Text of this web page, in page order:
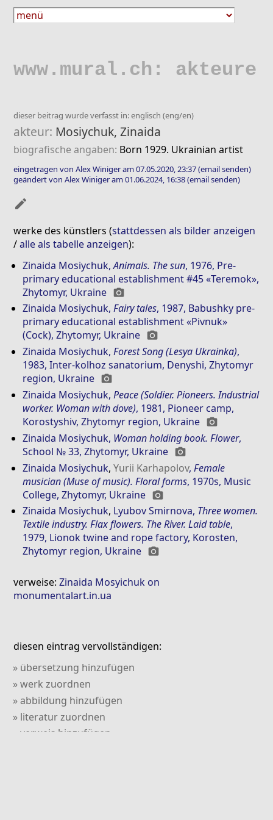
www.mural.ch: akteure
dieser beitrag wurde verfasst in: englisch (eng/en)
akteur: Mosiychuk, Zinaida
biografische angaben: Born 1929. Ukrainian artist
eingetragen von Alex Winiger am 07.05.2020, 23:37(email senden)
geändert von Alex Winiger am 01.06.2024, 16:38(email senden)
mode_edit
werke des künstlers (stattdessen als bilder anzeigen
/alle als tabelle anzeigen):
Zinaida Mosiychuk,Animals. The sun, 1976, Pre-
primary educational establishment #45 «Teremok»,
Zhytomyr, Ukraine photo_camera
Zinaida Mosiychuk,Fairy tales, 1987, Babushky pre-
primary educational establishment «Pivnuk»
(Cock), Zhytomyr, Ukraine photo_camera
Zinaida Mosiychuk,Forest Song (Lesya Ukrainka),
1983, Inter-kolhoz sanatorium, Denyshі, Zhytomyr
region, Ukraine photo_camera
Zinaida Mosiychuk,Peace (Soldier. Pioneers. Industrial
worker. Woman with dove), 1981, Pioneer camp,
Korostyshiv, Zhytomyr region, Ukraine photo_camera
Zinaida Mosiychuk, Woman holding book. Flower,
School № 33, Zhytomyr, Ukraine photo_camera
Zinaida Mosiychuk,Yurіi Karhapolov,Female
musician (Muse of music). Floral forms, 1970s, Music
College, Zhytomyr, Ukraine photo_camera
Zinaida Mosiychuk, Lyubov Smirnova, Three women.
Textile industry. Flax flowers. The River. Laid table,
1979, Lionok twine and rope factory, Korosten,
Zhytomyr region, Ukraine photo_camera
verweise:Zinaida Mosyichuk on
monumentalart.in.ua
diesen eintrag vervollständigen:
» übersetzung hinzufügen
» werk zuordnen
» abbildung hinzufügen
» literatur zuordnen
» verweis hinzufügen